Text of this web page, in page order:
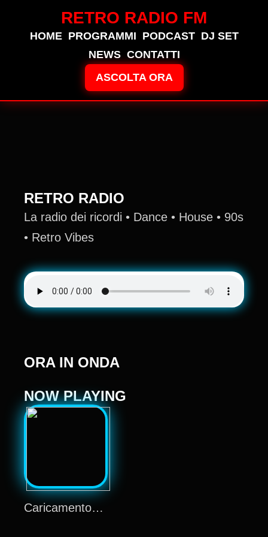
RETRO RADIO FM
HOME PROGRAMMI PODCAST DJ SET
NEWS CONTATTI
ASCOLTA ORA
RETRO RADIO
La radio dei ricordi • Dance • House • 90s
• Retro Vibes
ORA IN ONDA
NOW PLAYING
Caricamento…